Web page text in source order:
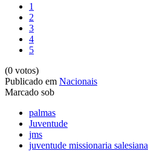
1
2
3
4
5
(0 votos)
Publicado em Nacionais
Marcado sob
palmas
Juventude
jms
juventude missionaria salesiana